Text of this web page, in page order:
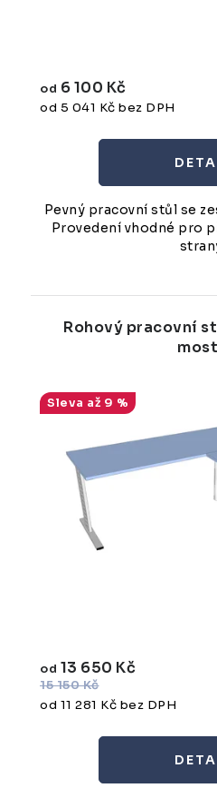
od 5 041 Kč bez DPH
od 6 100 Kč
Pevný pracovní stůl se
Provedení vhodné pro
Rohový pracovní
až 9 %
od 11 281 Kč bez DPH
od 13 650 Kč
15 150 Kč